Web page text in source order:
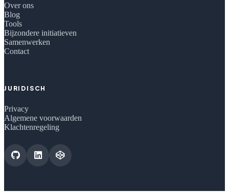
Over ons
Blog
Tools
Bijzondere initiatieven
Samenwerken
Contact
JURIDISCH
Privacy
Algemene voorwaarden
Klachtenregeling